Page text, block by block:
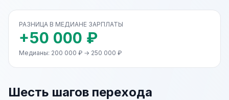
РАЗНИЦА В МЕДИАНЕ ЗАРПЛАТЫ
+50 000 ₽
Медианы: 200 000 ₽ → 250 000 ₽
Шесть шагов перехода